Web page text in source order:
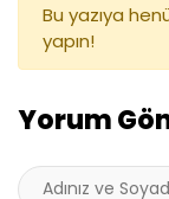
Bu yazıya
yapın!
Yorum